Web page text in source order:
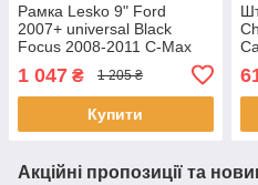
Рамка Lesko 9" Ford
2007+ universal Black
Focus 2008-2011 C-Max
2008-2010 Mondeo 2007-
2011 S-Max 07-15 5шт
1 047 ₴ 1 205 ₴
Купити
Акційні пропозиції та